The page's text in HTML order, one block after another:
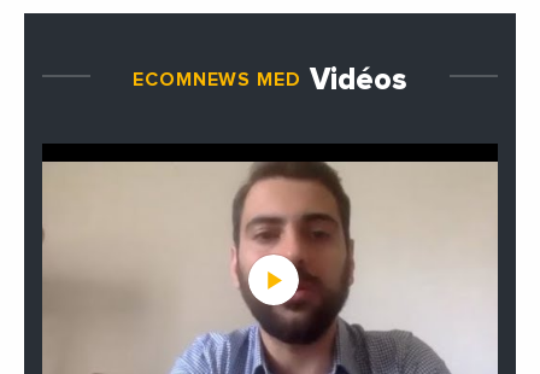
ECOMNEWS MED Vidéos